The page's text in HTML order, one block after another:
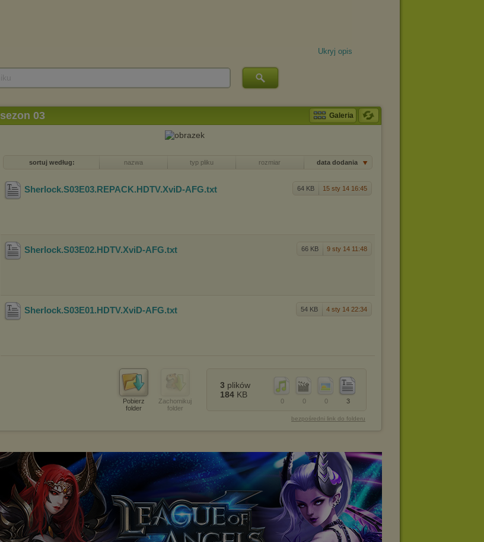
Ukryj opis
sezon 03 Galeria
sortuj według: nazwa typ pliku rozmiar data dodania
64 KB 15 sty 14 16:45
Sherlock.S03E03.REPACK.HDTV.XviD-AFG.txt
66 KB 9 sty 14 11:48
Sherlock.S03E02.HDTV.XviD-AFG.txt
54 KB 4 sty 14 22:34
Sherlock.S03E01.HDTV.XviD-AFG.txt
Pobierz
folder
Zachomikuj
folder
3
0
0
0
3 plików
184 KB
bezpośredni link do folderu